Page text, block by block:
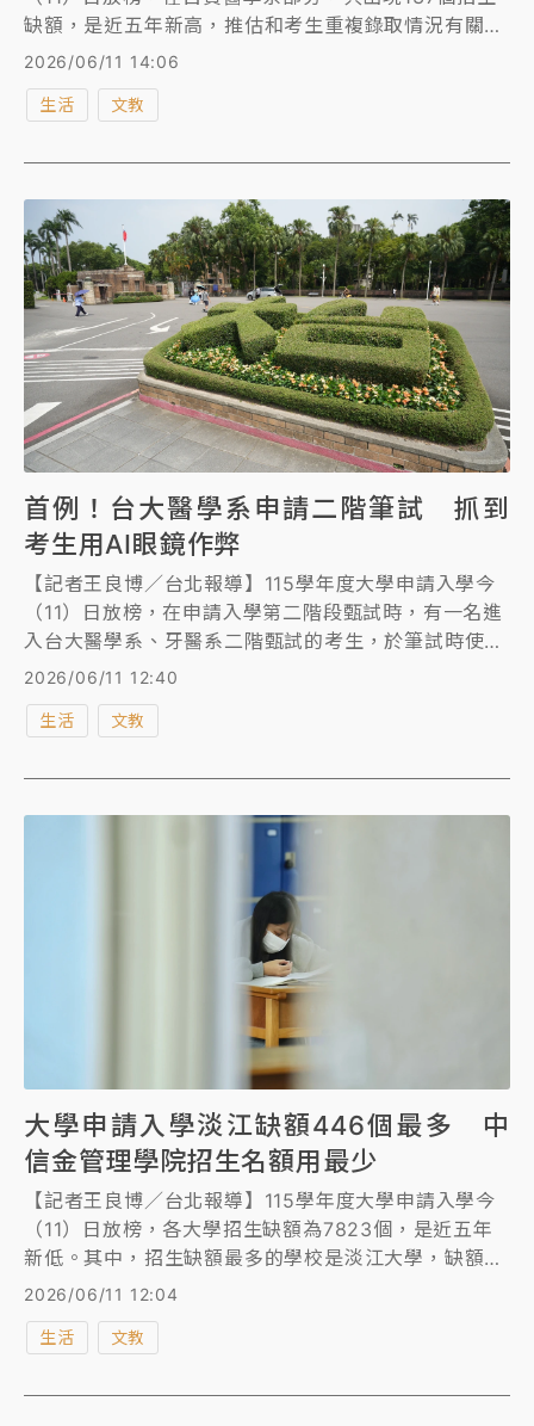
缺額，是近五年新高，推估和考生重複錄取情況有關。
另外，成大牙醫系招生名額9人，最終僅分發到1人，原
2026/06/11 14:06
生活 文教
首例！台大醫學系申請二階筆試 抓到
考生用AI眼鏡作弊
【記者王良博／台北報導】115學年度大學申請入學今
（11）日放榜，在申請入學第二階段甄試時，有一名進
入台大醫學系、牙醫系二階甄試的考生，於筆試時使用
「AI眼鏡」作弊被抓包，是台大申請入學二階甄試首次
出現用AI眼鏡作弊。另外，台大電機系有考生，在書審
資料將「化學奧林匹亞競賽全國初選」獲獎，「膨風」
2026/06/11 12:40
生活 文教
大學申請入學淡江缺額446個最多 中
信金管理學院招生名額用最少
【記者王良博／台北報導】115學年度大學申請入學今
（11）日放榜，各大學招生缺額為7823個，是近五年
新低。其中，招生缺額最多的學校是淡江大學，缺額有
446個，但該校招生名額使用率仍超過8成，招生名額
41.46％。另外，主要頂大當中，清大缺額51個最少，
2026/06/11 12:04
生活 文教